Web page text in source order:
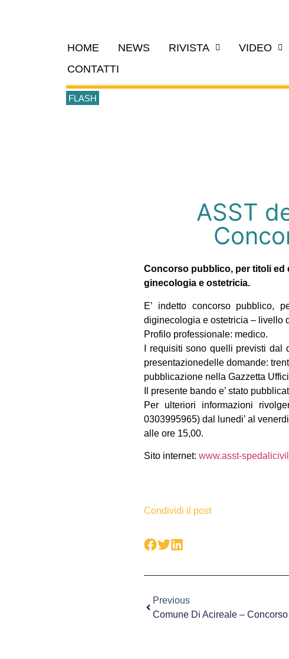
HOME NEWS RIVISTA VIDEO
CONTATTI
FLASH
ASST
Concorso pubblico, per titoli ed
ginecologia e ostetricia.
E’ indetto concorso pubblico,
diginecologia e ostetricia – livello
Profilo professionale: medico.
I requisiti sono quelli previsti
presentazionedelle domande:
pubblicazione nella Gazzetta
Il presente bando e’ stato
Per ulteriori informazioni
0303995965) dal lunedi’ al
alle ore 15,00.
Sito internet: www.asst-
Condividi il post
Previous